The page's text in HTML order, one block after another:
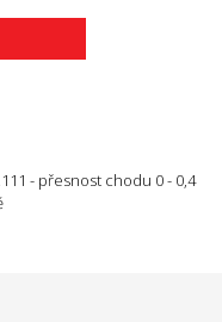
- přesnost chodu 0 - 0,4